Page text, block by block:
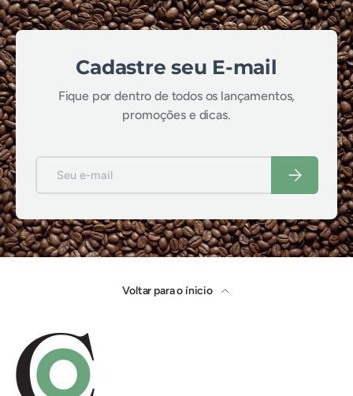
Cadastre seu E-mail
Fique por dentro de todos os lançamentos,
promoções e dicas.
Inscrever-se
Voltar para o ínicio